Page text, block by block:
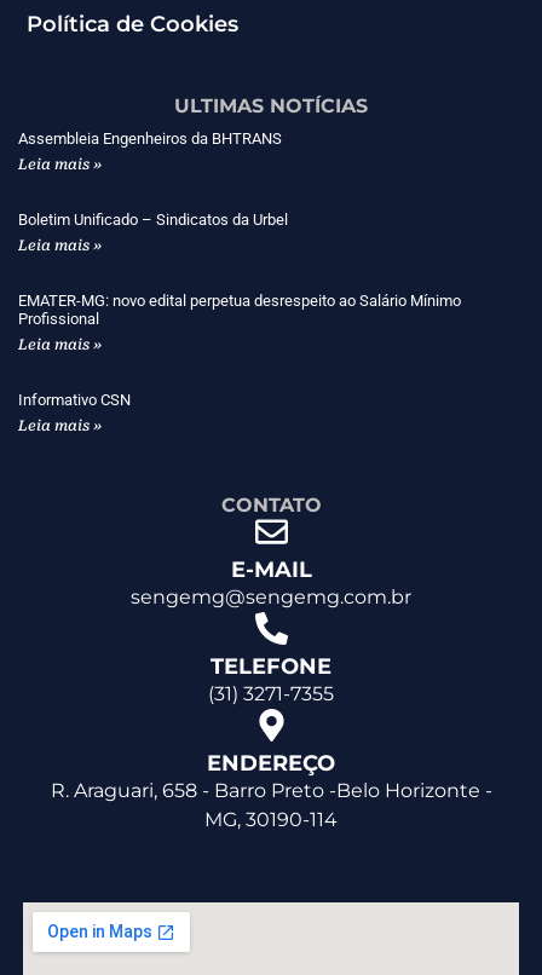
Política de Cookies
ULTIMAS NOTÍCIAS
Assembleia Engenheiros da BHTRANS
Leia mais »
Boletim Unificado – Sindicatos da Urbel
Leia mais »
EMATER-MG: novo edital perpetua desrespeito ao Salário Mínimo
Profissional
Leia mais »
Informativo CSN
Leia mais »
CONTATO
E-MAIL
sengemg@sengemg.com.br
TELEFONE
(31) 3271-7355
ENDEREÇO
R. Araguari, 658 - Barro Preto -Belo Horizonte -
MG, 30190-114